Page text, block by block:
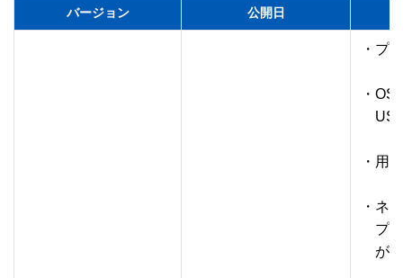
バージョン 公開日
・プ
・
USB
・用
・ネ
プリ
があ